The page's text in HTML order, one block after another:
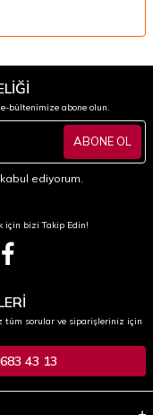
bültenimize abone olun.
ABONE OL
kabul ediyorum.
için bizi Takip Edin!
tüm sorular ve siparişleriniz için
43 13